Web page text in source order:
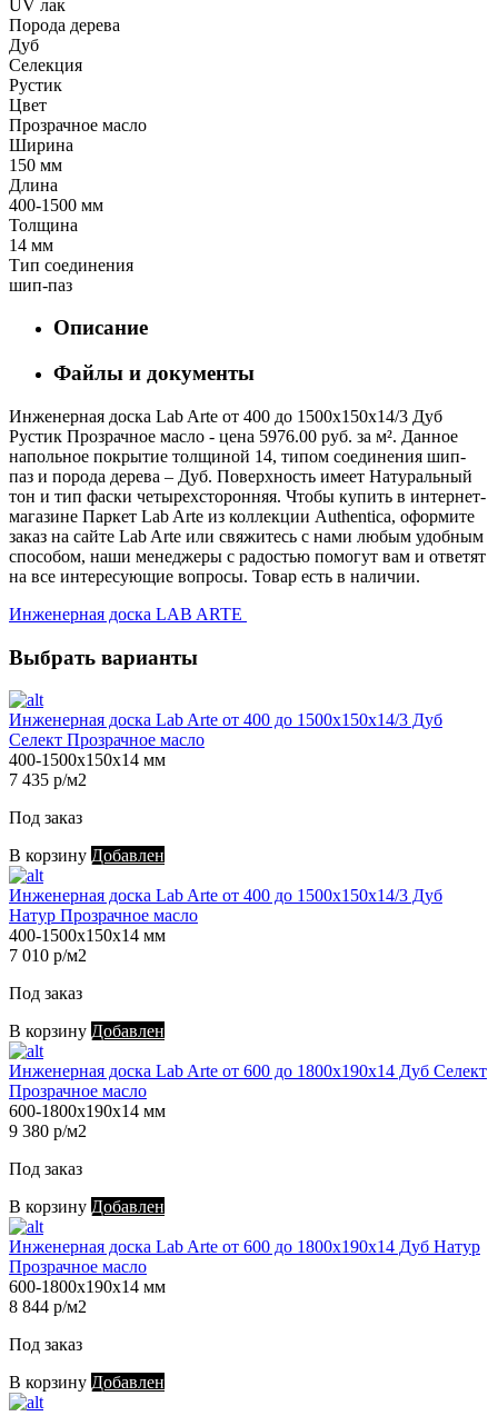
UV лак
Порода дерева
Дуб
Селекция
Рустик
Цвет
Прозрачное масло
Ширина
150 мм
Длина
400-1500 мм
Толщина
14 мм
Тип соединения
шип-паз
Описание
Файлы и документы
Инженерная доска Lab Arte от 400 до 1500х150х14/3 Дуб
Рустик Прозрачное масло - цена 5976.00 руб. за м². Данное
напольное покрытие толщиной 14, типом соединения шип-
паз и порода дерева – Дуб. Поверхность имеет Натуральный
тон и тип фаски четырехсторонняя. Чтобы купить в интернет-
магазине Паркет Lab Arte из коллекции Authentica, оформите
заказ на сайте Lab Arte или свяжитесь с нами любым удобным
способом, наши менеджеры с радостью помогут вам и ответят
на все интересующие вопросы. Товар есть в наличии.
Инженерная доска LAB ARTE
Выбрать варианты
Инженерная доска Lab Arte от 400 до 1500х150х14/3 Дуб
Селект Прозрачное масло
400-1500х150х14 мм
7 435 р/м2
Под заказ
В корзину Добавлен
Инженерная доска Lab Arte от 400 до 1500х150х14/3 Дуб
Натур Прозрачное масло
400-1500х150х14 мм
7 010 р/м2
Под заказ
В корзину Добавлен
Инженерная доска Lab Arte от 600 до 1800х190х14 Дуб Селект
Прозрачное масло
600-1800х190х14 мм
9 380 р/м2
Под заказ
В корзину Добавлен
Инженерная доска Lab Arte от 600 до 1800х190х14 Дуб Натур
Прозрачное масло
600-1800х190х14 мм
8 844 р/м2
Под заказ
В корзину Добавлен